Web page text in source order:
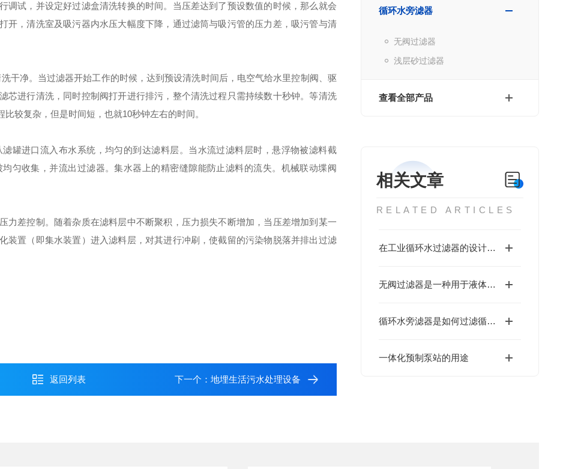
循环水旁滤器
无阀过滤器
浅层砂过滤器
查看全部产品
相关文章
RELATED ARTICLES
在工业循环水过滤器的设计中，通常会考虑以下几个因素
无阀过滤器是一种用于液体过滤的过滤器
循环水旁滤器是如何过滤循环水中杂质的呢？
​一体化预制泵站的用途
调试，并设定好过滤盒清洗转换的时间。当压差达到了预设数值的时候，那么就会
开，清洗室及吸污器内水压大幅度下降，通过滤筒与吸污管的压力差，吸污管与清
干净。当过滤器开始工作的时候，达到预设清洗时间后，电空气给水里控制阀、驱
芯进行清洗，同时控制阀打开进行排污，整个清洗过程只需持续数十秒钟。等清洗
较复杂，但是时间短，也就10秒钟左右的时间。
罐进口流入布水系统，均匀的到达滤料层。当水流过滤料层时，悬浮物被滤料截
匀收集，并流出过滤器。集水器上的精密缝隙能防止滤料的流失。机械联动堞阀
力差控制。随着杂质在滤料层中不断聚积，压力损失不断增加，当压差增加到某一
装置（即集水装置）进入滤料层，对其进行冲刷，使截留的污染物脱落并排出过滤
返回列表 下一个： 地埋生活污水处理设备